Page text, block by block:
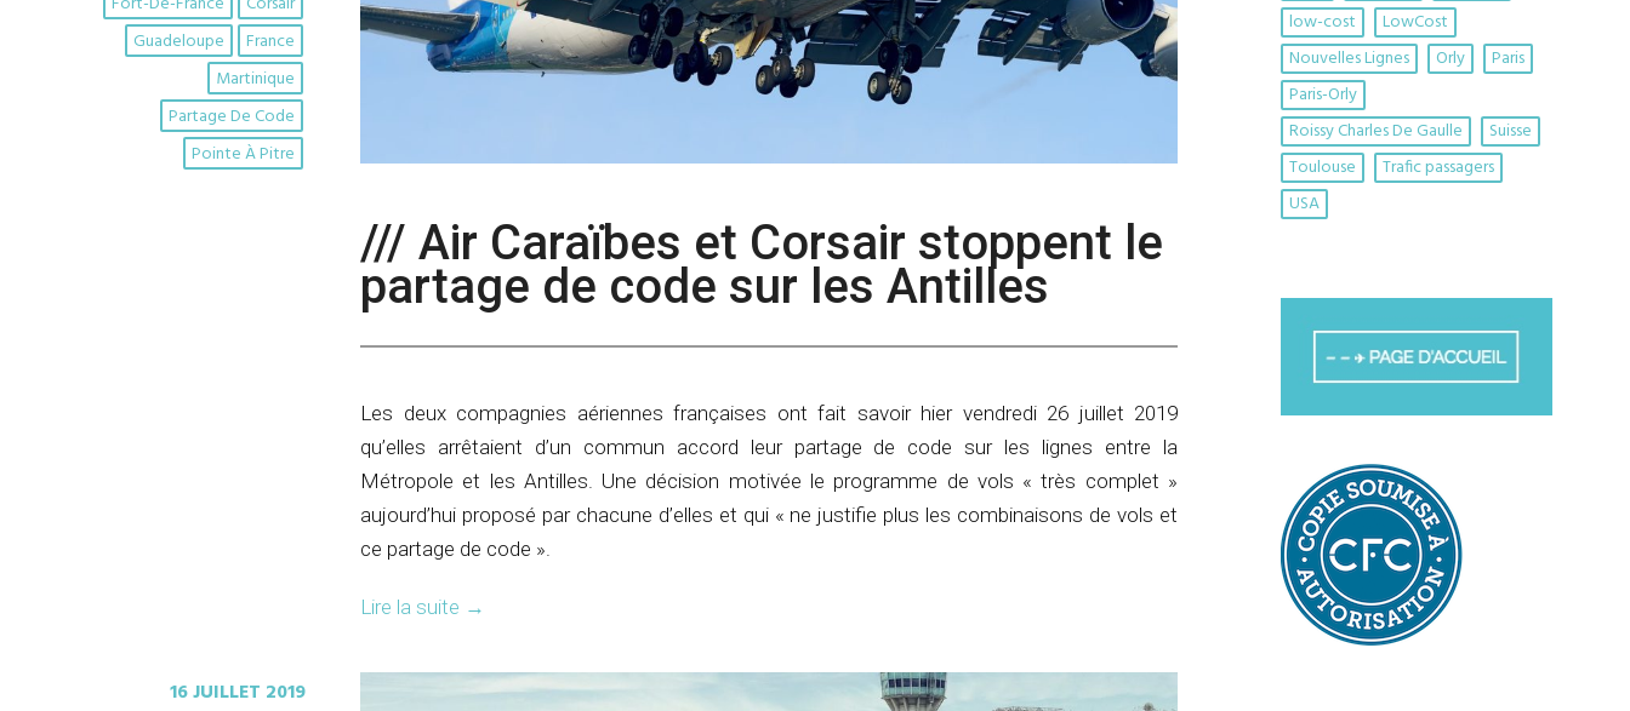
France
Guadeloupe
Martinique
Partage De Code
Pointe À Pitre
/// Air Caraïbes et Corsair stoppent le
partage de code sur les Antilles
Les deux compagnies aériennes françaises ont fait savoir hier vendredi 26 juillet 2019
qu’elles arrêtaient d’un commun accord leur partage de code sur les lignes entre la
Métropole et les Antilles. Une décision motivée le programme de vols « très complet »
aujourd’hui proposé par chacune d’elles et qui « ne justifie plus les combinaisons de vols et
ce partage de code ».
Lire la suite →
16 JUILLET 2019
low-cost
LowCost
Nouvelles Lignes
Orly
Paris
Paris-Orly
Roissy Charles De Gaulle
Suisse
Toulouse
Trafic passagers
USA